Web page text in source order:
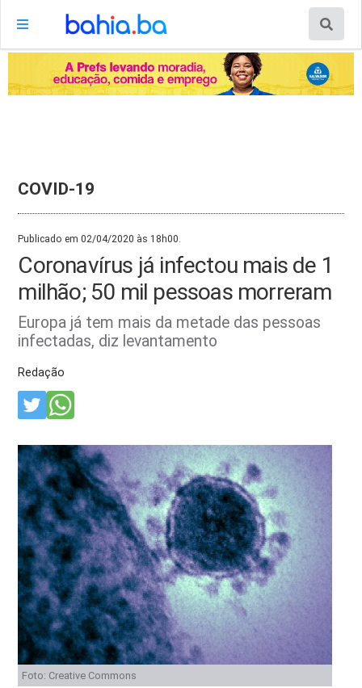
COVID-19
Publicado em 02/04/2020 às 18h00.
Coronavírus já infectou mais de 1
milhão; 50 mil pessoas morreram
Europa já tem mais da metade das pessoas
infectadas, diz levantamento
Redação
Foto: Creative Commons